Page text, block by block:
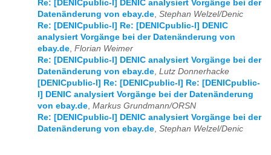
Re: [DENICpublic-l] DENIC analysiert Vorgänge bei der
Datenänderung von ebay.de, Stephan Welzel/Denic
Re: [DENICpublic-l] Re: [DENICpublic-l] DENIC
analysiert Vorgänge bei der Datenänderung von
ebay.de, Florian Weimer
Re: [DENICpublic-l] DENIC analysiert Vorgänge bei der
Datenänderung von ebay.de, Lutz Donnerhacke
[DENICpublic-l] Re: [DENICpublic-l] Re: [DENICpublic-
l] DENIC analysiert Vorgänge bei der Datenänderung
von ebay.de, Markus Grundmann/ORSN
Re: [DENICpublic-l] DENIC analysiert Vorgänge bei der
Datenänderung von ebay.de, Stephan Welzel/Denic